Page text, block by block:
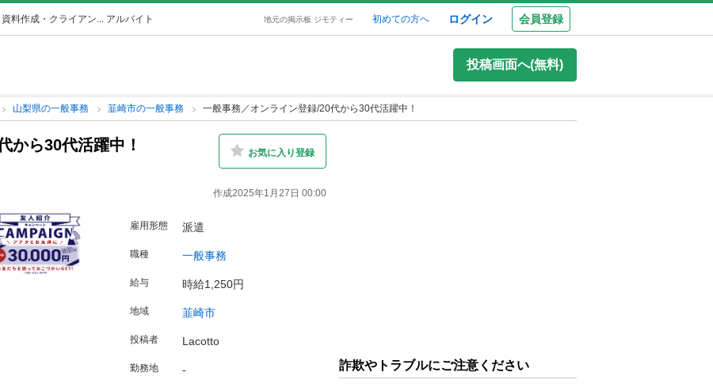
料作成・クライアン... アルバイト 地元の掲示板 ジモティー 初めての方へ ログイン 会員登録
投稿画面へ(無料)
山梨県の一般事務 韮崎市の一般事務 一般事務／オンライン登録/20代から30代活躍中！
から30代活躍中！ お気に入り登録
作成2025年1月27日 00:00
雇用形態 派遣
職種 一般事務
給与 時給1,250円
地域 韮崎市
投稿者 Lacotto
勤務地 - 詐欺やトラブルにご注意ください